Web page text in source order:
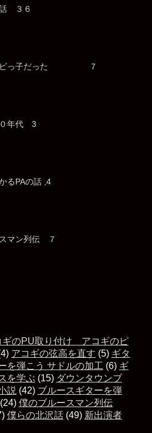
３６
レビっ子だった ７
年代 3
るPAの話 ,4
マン列伝 ７
ギのPU取り付け アコギのピ
アコギの弦高を直す (5) ギタ
を弾こう サドルの加工 (6) ギ
を学ぶ (15) ダウンタウンブ
説 (42) ブルースギターを弾
僕のブルースマン列伝
僕らの北沢話(49) 新出演者